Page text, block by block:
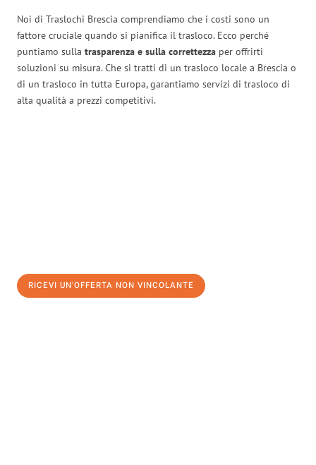
Noi di Traslochi Brescia comprendiamo che i costi sono un
fattore cruciale quando si pianifica il trasloco. Ecco perché
puntiamo sulla trasparenza e sulla correttezza per offrirti
soluzioni su misura. Che si tratti di un trasloco locale a Brescia o
di un trasloco in tutta Europa, garantiamo servizi di trasloco di
alta qualità a prezzi competitivi.
RICEVI UN'OFFERTA NON VINCOLANTE